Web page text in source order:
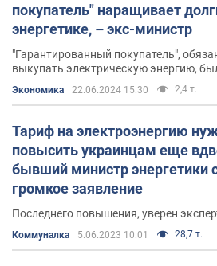
Верховная Рададевятого
заседании утвердила
должности министра энергетики
окружающей среды.
Министр женат. Жена Алексея
Активность в сети
Фейсбук. Свою страницу в
FacebookАлексей Оржель не
покупатель" наращивает
энергетике, – экс-министр
"Гарантированный покупатель",
выкупать электрическую энергию,
недофинансирован из-за тарифа
Экономика 22.06.2024 15:30 2,4 т.
Тариф на электроэнергию
повысить украинцам еще
бывший министр энергетики
громкое заявление
Последнего повышения, уверен
Коммуналка 5.06.2023 10:01 28,7 т.